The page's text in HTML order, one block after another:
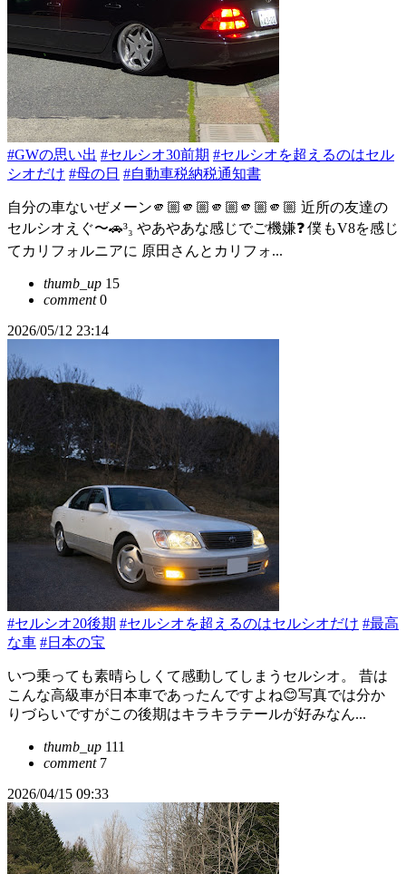
#GWの思い出 #セルシオ30前期 #セルシオを超えるのはセル
シオだけ #母の日 #自動車税納税通知書
自分の車ないぜメーン🫵🏼🫵🏼🫵🏼🫵🏼🫵🏼 近所の友達の
セルシオえぐ〜🚗³₃ やあやあな感じでご機嫌❓ 僕もV8を感じ
てカリフォルニアに 原田さんとカリフォ...
thumb_up 15
comment0
2026/05/12 23:14
#セルシオ20後期 #セルシオを超えるのはセルシオだけ #最高
な車 #日本の宝
いつ乗っても素晴らしくて感動してしまうセルシオ。 昔は
こんな高級車が日本車であったんですよね😊写真では分か
りづらいですがこの後期はキラキラテールが好みなん...
thumb_up 111
comment7
2026/04/15 09:33